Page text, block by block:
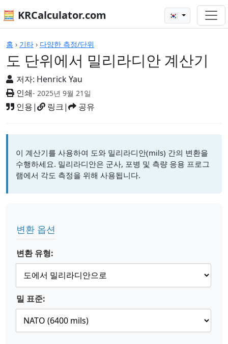
🧮 KRCalculator.com 🇰🇷
홈 › 기타 › 다양한 측정/단위
도 단위에서 밀리라디안 계산기
저자: Henrick Yau
인쇄- 2025년 9월 21일
인용| 링크| 공유
계산기
이 계산기를 사용하여 도와 밀리라디안(mils) 간의 변환을
수행하세요. 밀리라디안은 군사, 포병 및 측량 응용 프로그
램에서 각도 측정을 위해 사용됩니다.
변환 옵션
변환 유형:
밀 표준: